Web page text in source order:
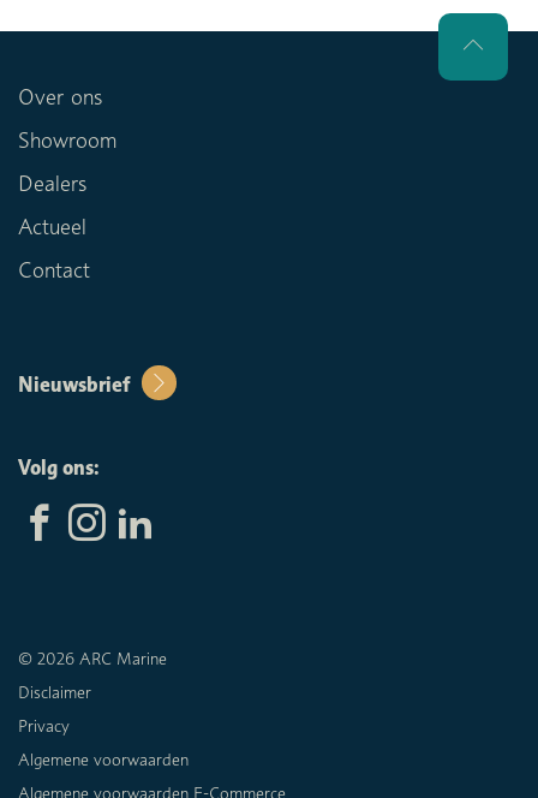
Over ons
Showroom
Dealers
Actueel
Contact
Nieuwsbrief
Volg ons:
© 2026 ARC Marine
Disclaimer
Privacy
Algemene voorwaarden
Algemene voorwaarden E-Commerce